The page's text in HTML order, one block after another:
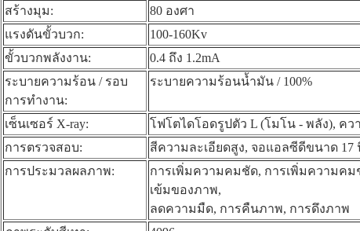
สร้างมุม:
80 องศา
แรงดันขั้วบวก:
100-160Kv
ขั้วบวกพลังงาน:
0.4 ถึง 1.2mA
ระบายความร้อน / รอบ
การทำงาน:
ระบายความร้อนน้ำมัน / 100%
เซ็นเซอร์ X-ray:
โฟโตไดโอดรูปตัว L (โมโน - พลัง), คว
การตรวจสอบ:
สีความละเอียดสูง, จอแอลซีดีขนาด 17
การประมวลผลภาพ:
การเพิ่มความคมชัด, การเพิ่มความค
เข้มของภาพ,
ลดความมืด, การคืนภาพ, การดึงภาพ